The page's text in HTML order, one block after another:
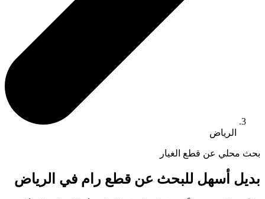
الرياض
بحث محلي عن قطع الغيار
بديل أسهل للبحث عن قطع رام في الرياض